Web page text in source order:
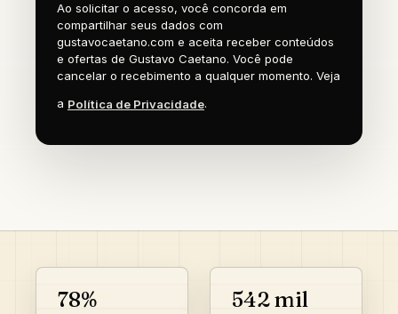
Ao solicitar o acesso, você concorda em
compartilhar seus dados com
gustavocaetano.com e aceita receber conteúdos
e ofertas de Gustavo Caetano. Você pode
cancelar o recebimento a qualquer momento. Veja
a Política de Privacidade.
78% 542 mil